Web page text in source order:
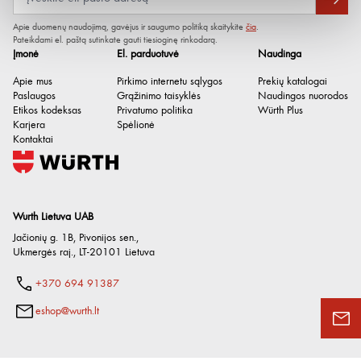
Wurth Lietuva UAB
Jačionių g. 1B, Pivonijos sen.,
Ukmergės raj., LT-20101 Lietuva
+370 694 91387
eshop@wurth.lt
Įmonė
Apie mus
Paslaugos
Etikos kodeksas
Karjera
Kontaktai
El. parduotuvė
Pirkimo internetu sąlygos
Grąžinimo taisyklės
Privatumo politika
Spėlionė
Naudinga
Prekių katalogai
Naudingos nuorodos
Würth Plus
Apie duomenų naudojimą, gavėjus ir saugumo politiką skaitykite čia.
Pateikdami el. paštą sutinkate gauti tiesioginę rinkodarą.